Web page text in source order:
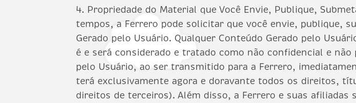
4. Propriedade do Material que Você Envie, Publique,
tempos, a Ferrero pode solicitar que você envie, publique,
Gerado pelo Usuário. Qualquer Conteúdo Gerado pelo
é e será considerado e tratado como não confidencial e
pelo Usuário, ao ser transmitido para a Ferrero,
terá exclusivamente agora e doravante todos os direitos,
direitos de terceiros). Além disso, a Ferrero e suas afiliadas